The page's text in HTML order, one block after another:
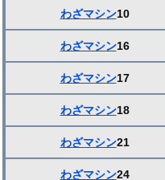
わざマシン10
わざマシン16
わざマシン17
わざマシン18
わざマシン21
わざマシン24